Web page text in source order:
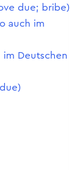
due; bribe)
auch im
im Deutschen